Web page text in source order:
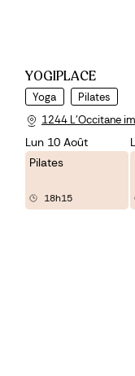
YOGIPLACE
Yoga
Pilates
1244 L'Occitane
Lun 10 Août
Pilates
18h15